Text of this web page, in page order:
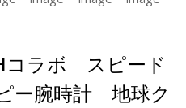
コラボ スピード
ー腕時計 地球ク